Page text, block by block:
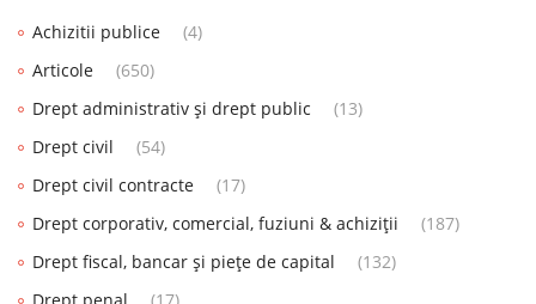
Achizitii publice
(4)
Articole
(650)
Drept administrativ și drept public
(13)
Drept civil
(54)
Drept civil contracte
(17)
Drept corporativ, comercial, fuziuni & achiziții
(187)
Drept fiscal, bancar și piețe de capital
(132)
Drept penal
(17)